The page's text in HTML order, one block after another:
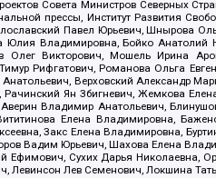
Совета Министров Северных
прессы, Институт Развития
Павел Юрьевич, Шнырова
Юлия Владимировна, Бойко Анатолий
Олег Викторович, Мошель Ирина
Рифгатович, Романова Ольга
Верховский Александр
Рачинский Ян Збигневич, Жемкова
Владимир Анатольевич,
Елена Владимировна,
Закс Елена Владимировна,
Вадим Юрьевич, Шахова Елена
Ефимович, Сухих Дарья Николаевна,
Левинсон Лев Семенович, Локшина